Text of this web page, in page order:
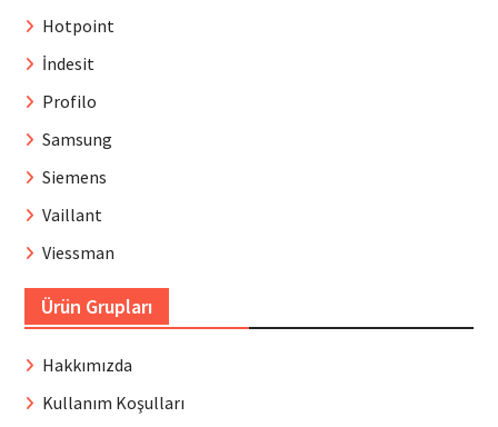
Hotpoint
İndesit
Profilo
Samsung
Siemens
Vaillant
Viessman
Ürün Grupları
Hakkımızda
Kullanım Koşulları